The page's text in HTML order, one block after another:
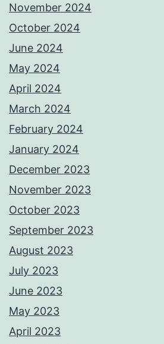
November 2024
October 2024
June 2024
May 2024
April 2024
March 2024
February 2024
January 2024
December 2023
November 2023
October 2023
September 2023
August 2023
July 2023
June 2023
May 2023
April 2023